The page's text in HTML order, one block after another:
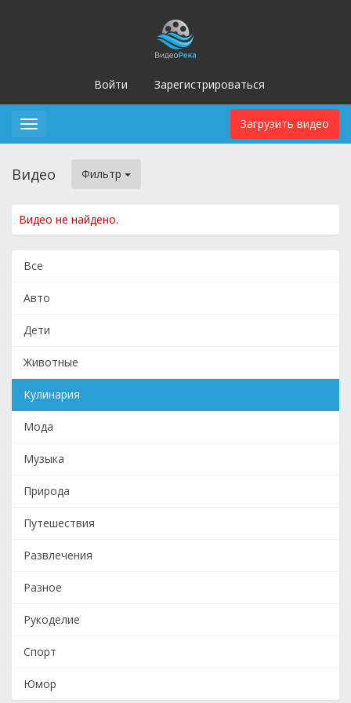
Войти Зарегистрироваться
Загрузить видео
Toggle
Видео Фильтр
Видео не найдено.
Все
Авто
Дети
Животные
Кулинария
Мода
Музыка
Природа
Путешествия
Развлечения
Разное
Рукоделие
Спорт
Юмор